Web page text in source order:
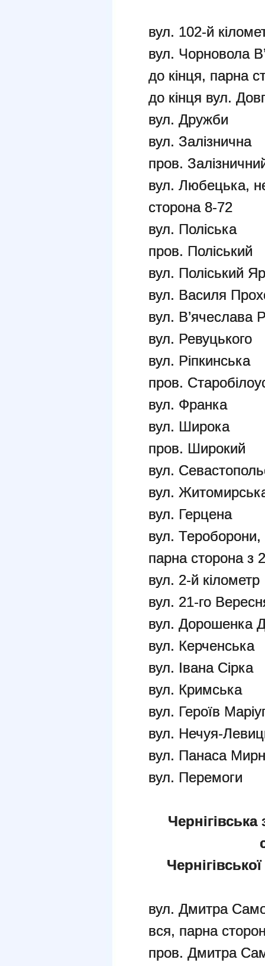
вул. 102-й
вул. Чорновола
до кінця, парна
до кінця вул.
вул. Дружби
вул. Залізнична
пров.
вул. Любецька,
сторона 8-72
вул. Поліська
пров. Поліський
вул. Поліський Яр
вул. Василя
вул. В’ячеслава
вул. Ревуцького
вул. Ріпкинська
пров.
вул. Франка
вул. Широка
пров. Широкий
вул.
вул.
вул. Герцена
вул.
парна сторона з
вул. 2-й кілометр
вул. 21-го
вул. Дорошенка
вул. Керченська
вул. Івана Сірка
вул. Кримська
вул. Героїв
вул. Нечуя-
вул. Панаса
вул. Перемоги
Чернігівська
вул. Дмитра
вся, парна
пров. Дмитра